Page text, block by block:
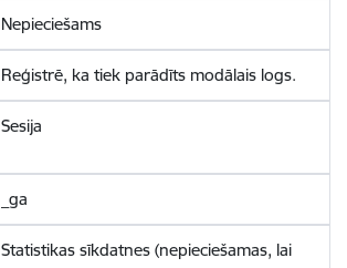
Nepieciešams
Reģistrē, ka tiek parādīts modālais logs.
Sesija
_ga
Statistikas sīkdatnes (nepieciešamas, lai